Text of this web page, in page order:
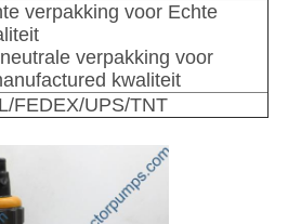
verpakking voor Echte
verpakking voor
kwaliteit
FEDEX/UPS/TNT